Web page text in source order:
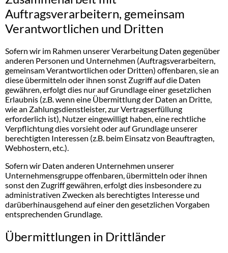
Auftragsverarbeitern, gemeinsam
Verantwortlichen und Dritten
Sofern wir im Rahmen unserer Verarbeitung Daten gegenüber
anderen Personen und Unternehmen (Auftragsverarbeitern,
gemeinsam Verantwortlichen oder Dritten) offenbaren, sie an
diese übermitteln oder ihnen sonst Zugriff auf die Daten
gewähren, erfolgt dies nur auf Grundlage einer gesetzlichen
Erlaubnis (z.B. wenn eine Übermittlung der Daten an Dritte,
wie an Zahlungsdienstleister, zur Vertragserfüllung
erforderlich ist), Nutzer eingewilligt haben, eine rechtliche
Verpflichtung dies vorsieht oder auf Grundlage unserer
berechtigten Interessen (z.B. beim Einsatz von Beauftragten,
Webhostern, etc.).
Sofern wir Daten anderen Unternehmen unserer
Unternehmensgruppe offenbaren, übermitteln oder ihnen
sonst den Zugriff gewähren, erfolgt dies insbesondere zu
administrativen Zwecken als berechtigtes Interesse und
darüberhinausgehend auf einer den gesetzlichen Vorgaben
entsprechenden Grundlage.
Übermittlungen in Drittländer